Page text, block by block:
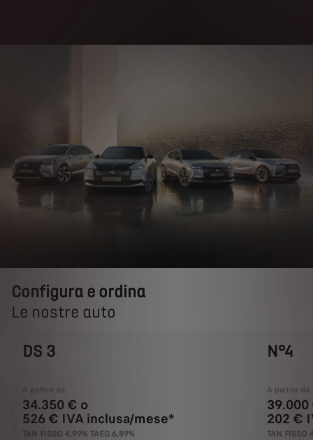
Configura e ordina
Le nostre auto
DS 3
A partire da
34.350 € o
526 € IVA inclusa/mese*
TAN FISSO 4,99% TAEG 6,89%
N°4
A partire da
202 €
TAN FISSO